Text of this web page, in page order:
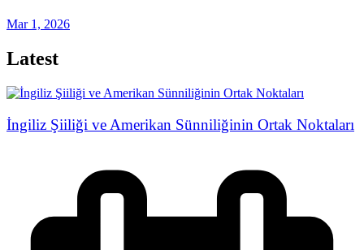
Mar 1, 2026
Latest
İngiliz Şiiliği ve Amerikan Sünniliğinin Ortak Noktaları